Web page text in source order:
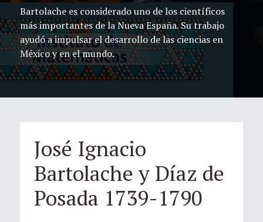
Bartolache es considerado uno de los científicos
más importantes de la Nueva España. Su trabajo
ayudó a impulsar el desarrollo de las ciencias en
México y en el mundo.
José Ignacio
Bartolache y Díaz de
Posada 1739-1790